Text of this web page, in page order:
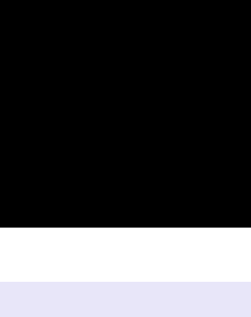
dcera mexického
do kokainové hry.
Gustavo „El